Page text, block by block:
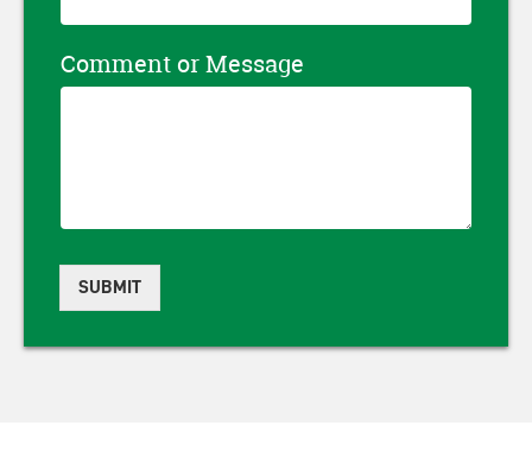
Comment or Message
SUBMIT